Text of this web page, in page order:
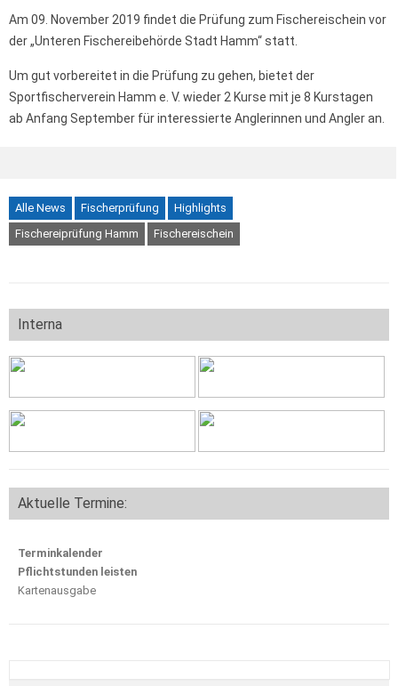
Am 09. November 2019 findet die Prüfung zum Fischereischein vor
der „Unteren Fischereibehörde Stadt Hamm“ statt.
Um gut vorbereitet in die Prüfung zu gehen, bietet der
Sportfischerverein Hamm e. V. wieder 2 Kurse mit je 8 Kurstagen
ab Anfang September für interessierte Anglerinnen und Angler an.
Alle News Fischerprüfung
Highlights
Fischereiprüfung Hamm
Fischereischein
Interna
Aktuelle Termine:
Terminkalender
Pflichtstunden leisten
Kartenausgabe